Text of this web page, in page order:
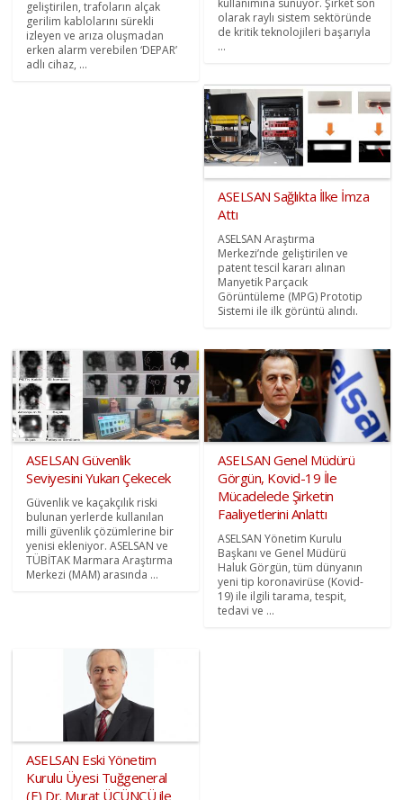
geliştirilen, trafoların alçak
gerilim kablolarını sürekli
izleyen ve arıza oluşmadan
erken alarm verebilen ‘DEPAR’
adlı cihaz, ...
kullanımına sunuyor. Şirket son
olarak raylı sistem sektöründe
de kritik teknolojileri başarıyla
...
ASELSAN Sağlıkta İlke İmza
Attı
ASELSAN Araştırma
Merkezi’nde geliştirilen ve
patent tescil kararı alınan
Manyetik Parçacık
Görüntüleme (MPG) Prototip
Sistemi ile ilk görüntü alındı.
ASELSAN Güvenlik
Seviyesini Yukarı Çekecek
Güvenlik ve kaçakçılık riski
bulunan yerlerde kullanılan
milli güvenlik çözümlerine bir
yenisi ekleniyor. ASELSAN ve
TÜBİTAK Marmara Araştırma
Merkezi (MAM) arasında ...
ASELSAN Genel Müdürü
Görgün, Kovid-19 İle
Mücadelede Şirketin
Faaliyetlerini Anlattı
ASELSAN Yönetim Kurulu
Başkanı ve Genel Müdürü
Haluk Görgün, tüm dünyanın
yeni tip koronavirüse (Kovid-
19) ile ilgili tarama, tespit,
tedavi ve ...
ASELSAN Eski Yönetim
Kurulu Üyesi Tuğgeneral
(E) Dr. Murat ÜÇÜNCÜ ile